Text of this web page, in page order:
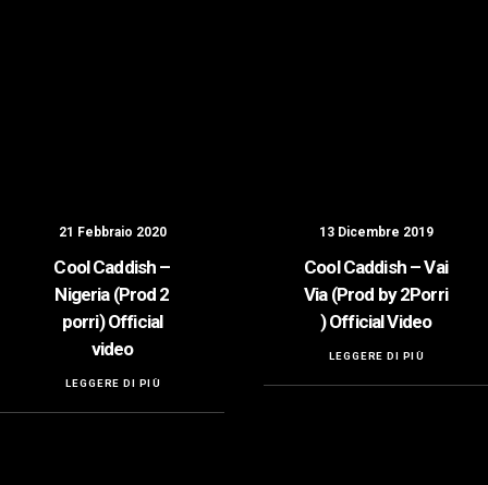
21 Febbraio 2020
Cool Caddish –
Nigeria (Prod 2
porri) Official
video
LEGGERE DI PIÙ
13 Dicembre 2019
Cool Caddish – Vai
Via (Prod by 2Porri
) Official Video
LEGGERE DI PIÙ